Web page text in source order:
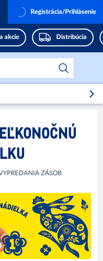
akcie Distribúcia
Registrácia/Prihlásenie
ZÁSOB